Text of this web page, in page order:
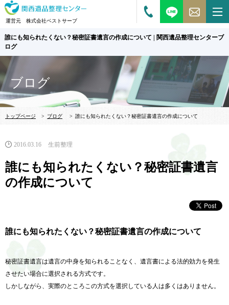
運営元 株式会社ベストサーブ
誰にも知られたくない？秘密証書遺言の作成について | 関西遺品整理センターブ
ログ
ブログ
トップページ > ブログ > 誰にも知られたくない？秘密証書遺言の作成について
2016.03.16 生前整理
誰にも知られたくない？秘密証書遺言
の作成について
誰にも知られたくない？秘密証書遺言の作成について
秘密証書遺言は遺言の中身を知られることなく、遺言書による法的効力を発生
させたい場合に選択される方式です。
しかしながら、実際のところこの方式を選択している人は多くはありません。